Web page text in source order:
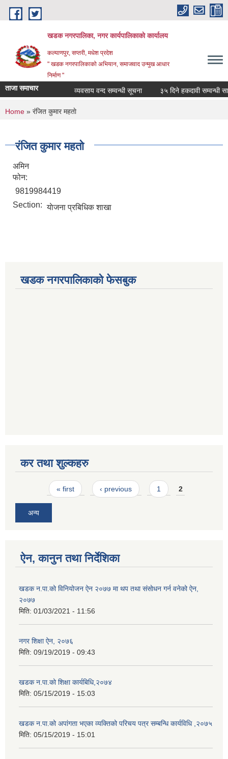
Skip to main content
खडक नगरपालिका, नगर कार्यपालिकाकाे कार्यालय
कल्याणपुर, सप्तरी, मधेश प्रदेश
" खडक नगरपालिकाको अभियान, समाजवाद उन्मुख आधार
निर्माण "
ताजा समाचार व्यवसाय वन्द सम्वन्धी सूचना ३५ दिने हकदावी सम्वन्धी
You are here
Home » रंजित कुमार महताे
रंजित कुमार महताे
अमिन
फोन:
9819984419
Section: याेजना प्रबिधिक शाखा
खडक नगरपालिकाको फेसबुक
कर तथा शुल्कहरु
Pages« first ‹ previous 1 2
अन्य
ऐन, कानुन तथा निर्देशिका
खडक न‍.पा.को विनियोजन ऐन २०७७ मा थप तथा संसाेधन गर्न वनेको ऐन,
२०७७
मिति: 01/03/2021 - 11:56
नगर शिक्षा ऐन, २०७६
मिति: 09/19/2019 - 09:43
खडक न.पा.को शिक्षा कार्यबिधि,२०७४
मिति: 05/15/2019 - 15:03
खडक न.पा.को अपांगता भएका व्यक्तिको परिचय पत्र सम्बन्धि कार्यविधि ,२०७५
मिति: 05/15/2019 - 15:01